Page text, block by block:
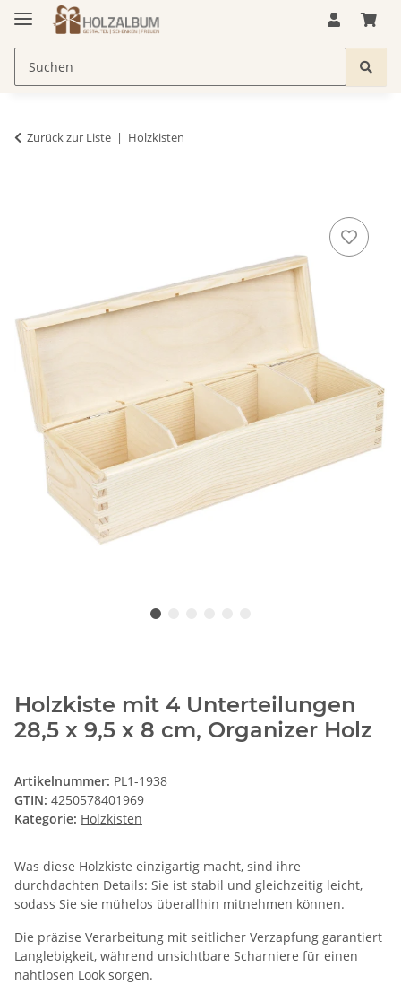
Zurück zur Liste Holzkisten
Holzkiste mit 4 Unterteilungen
28,5 x 9,5 x 8 cm, Organizer Holz
Artikelnummer: PL1-1938
GTIN: 4250578401969
Kategorie: Holzkisten
Was diese Holzkiste einzigartig macht, sind ihre
durchdachten Details: Sie ist stabil und gleichzeitig leicht,
sodass Sie sie mühelos überallhin mitnehmen können.
Die präzise Verarbeitung mit seitlicher Verzapfung garantiert
Langlebigkeit, während unsichtbare Scharniere für einen
nahtlosen Look sorgen.